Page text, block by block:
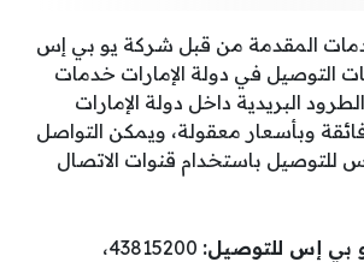
المقدمة من قبل شركة يو بي إس
التوصيل في دولة الإمارات خدمات
البريدية داخل دولة الإمارات
وبأسعار معقولة، ويمكن التواصل
باستخدام قنوات الاتصال
بي إس للتوصيل:
43815200،